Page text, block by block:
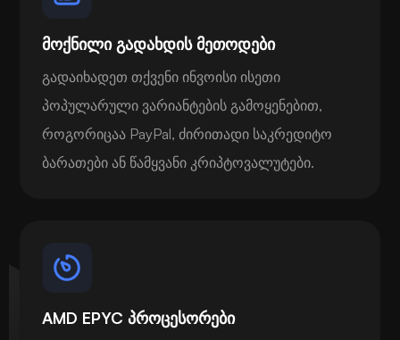
მოქნილი გადახდის მეთოდები
გადაიხადეთ თქვენი ინვოისი ისეთი
პოპულარული ვარიანტების გამოყენებით,
როგორიცაა PayPal, ძირითადი საკრედიტო
ბარათები ან წამყვანი კრიპტოვალუტები.
AMD EPYC პროცესორები